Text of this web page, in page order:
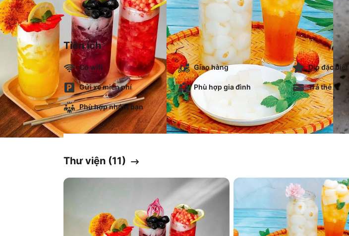
Tiện ích
Có wifi Giao hàng Dịp đặc biệt
Gửi xe miễn phí Phù hợp gia đình Trả thẻ
Phù hợp nhóm bạn
Thư viện (11)